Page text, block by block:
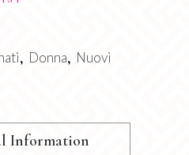
, Donna, Nuovi
Information